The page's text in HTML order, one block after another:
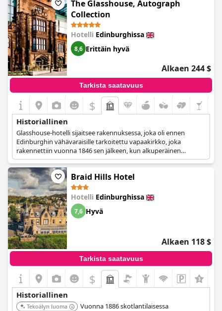
silti säilyttämään alkuperäiset historialliset piirteensä ja
tarjoamaan vieraille ainutlaatuisen majoituskokemuksen.
The Glasshouse, Autograph
Collection
Hotelli Edinburghissa
8,6 Erittäin hyvä
Alkaen 244 $
Tarkista saatavuus
$
Historiallinen
Glasshouse-hotelli sijaitsee rakennuksessa, joka oli ennen
Edinburghin vähävaraisille tarkoitettu vapaakirkko, joka
rakennettiin vuonna 1846 sen jälkeen, kun alkuperäinen
rakennus oli purettu vuonna 1844 Waverleyn aseman
rakentamista varten. Vanha kappeli ja goottilainen julkisivu
säilytettiin, ja rakennuksen korjaustyöt hotellin muuttamiseksi
aloitettiin vuonna 2000, jolloin siitä tuli kaupungin uusi
historiallinen maamerkki.
Braid Hills Hotel
Hotelli Edinburghissa
7,6 Hyvä
Alkaen 118 $
Tarkista saatavuus
$
Historiallinen
Tekoälyn luoma
Vuonna 1886 skotlantilaisessa